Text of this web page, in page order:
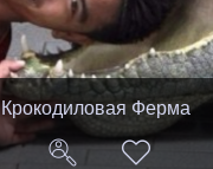
Крокодиловая Ферма